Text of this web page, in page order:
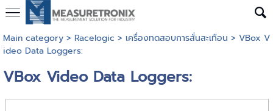
Main category> Racelogic > เครื่องทดสอบการสั่นสะเทือน > VBox V
ideo Data Loggers:
VBox Video Data Loggers: